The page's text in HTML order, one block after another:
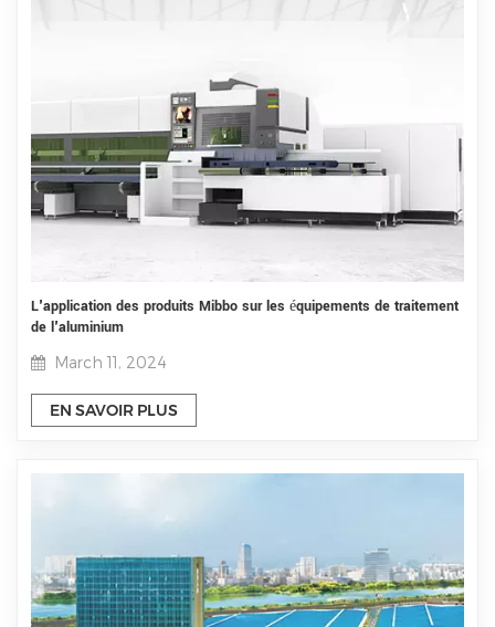
L'application des produits Mibbo sur les équipements de traitement
de l'aluminium
March 11, 2024
EN SAVOIR PLUS